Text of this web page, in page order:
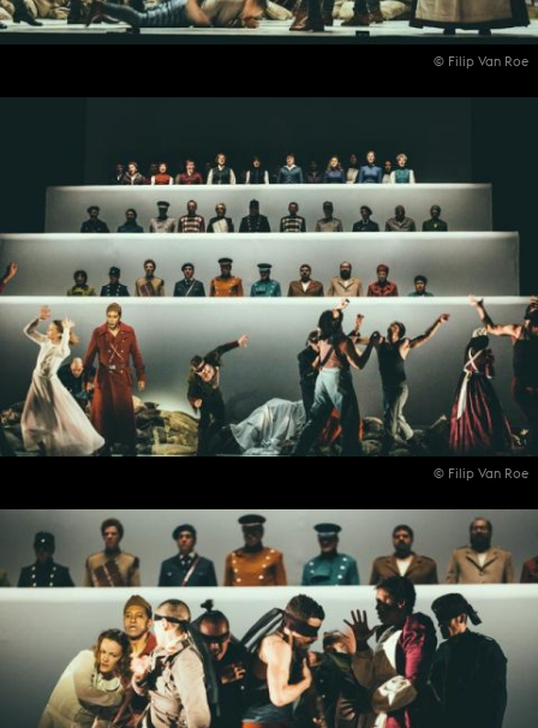
© Filip Van Roe
© Filip Van Roe